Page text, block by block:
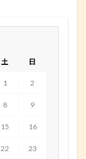
土 日
1 2
8 9
15 16
22 23